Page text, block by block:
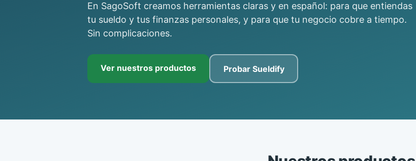
En SagoSoft creamos herramientas claras y en español: para que entiendas
tu sueldo y tus finanzas personales, y para que tu negocio cobre a tiempo.
Sin complicaciones.
Ver nuestros productos Probar Sueldify